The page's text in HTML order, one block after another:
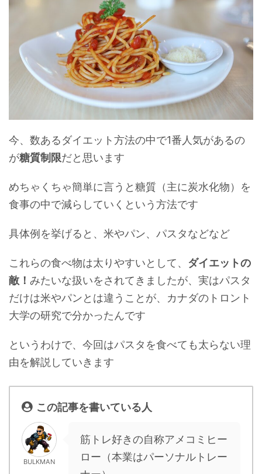
今、数あるダイエット方法の中で1番人気があるの
が糖質制限だと思います
めちゃくちゃ簡単に言うと糖質（主に炭水化物）を
食事の中で減らしていくという方法です
具体例を挙げると、米やパン、パスタなどなど
これらの食べ物は太りやすいとして、 ダイエットの
敵！ みたいな扱いをされてきましたが、実はパスタ
だけは米やパンとは違うことが、カナダのトロント
大学の研究で分かったんです
というわけで、今回はパスタを食べても太らない理
由を解説していきます
この記事を書いている人
BULKMAN
筋トレ好きの自称アメコミヒー
ロー（本業はパーソナルトレー